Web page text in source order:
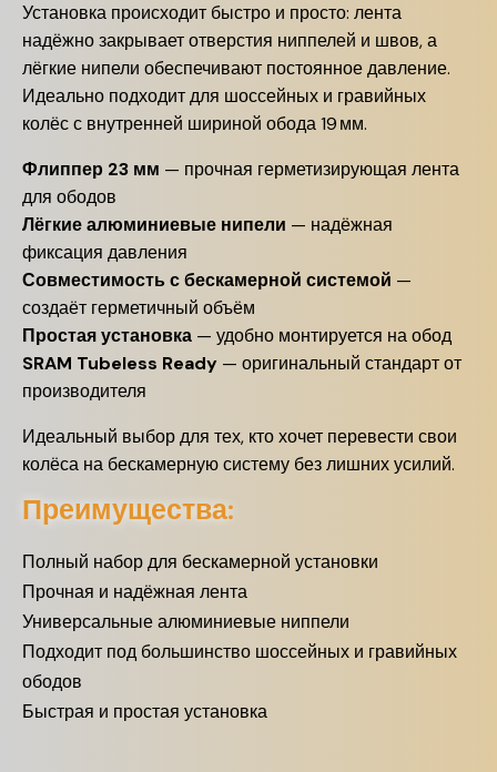
Установка происходит быстро и просто: лента
надёжно закрывает отверстия ниппелей и швов, а
лёгкие нипели обеспечивают постоянное давление.
Идеально подходит для шоссейных и гравийных
колёс с внутренней шириной обода 19 мм.
Флиппер 23 мм — прочная герметизирующая лента
для ободов
Лёгкие алюминиевые нипели — надёжная
фиксация давления
Совместимость с бескамерной системой —
создаёт герметичный объём
Простая установка — удобно монтируется на обод
SRAM Tubeless Ready — оригинальный стандарт от
производителя
Идеальный выбор для тех, кто хочет перевести свои
колёса на бескамерную систему без лишних усилий.
Преимущества:
Полный набор для бескамерной установки
Прочная и надёжная лента
Универсальные алюминиевые ниппели
Подходит под большинство шоссейных и гравийных
ободов
Быстрая и простая установка